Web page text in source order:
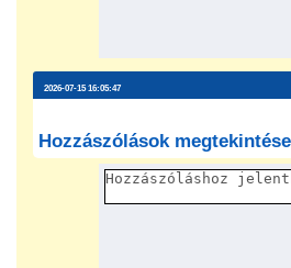
2026-07-15 16:05:47
Hozzászólások